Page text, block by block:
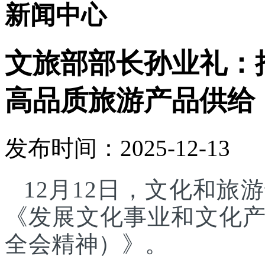
新闻中心
文旅部部长孙业礼
高品质旅游产品供给
发布时间：2025-12-13
12月12日，文化和旅
《发展文化事业和文化
全会精神）》。